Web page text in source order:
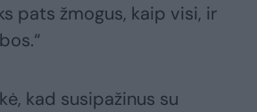
pats žmogus, kaip visi, ir
kad susipažinus su